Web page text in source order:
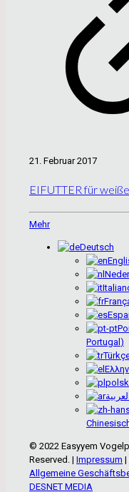
21. Februar 2017
EIFUTTER für
Mehr
Deutsch
Portugal )
العربية
© 2022 Easyyem
Reserved. | Impressum |
Allgemeine
DESNET MEDIA